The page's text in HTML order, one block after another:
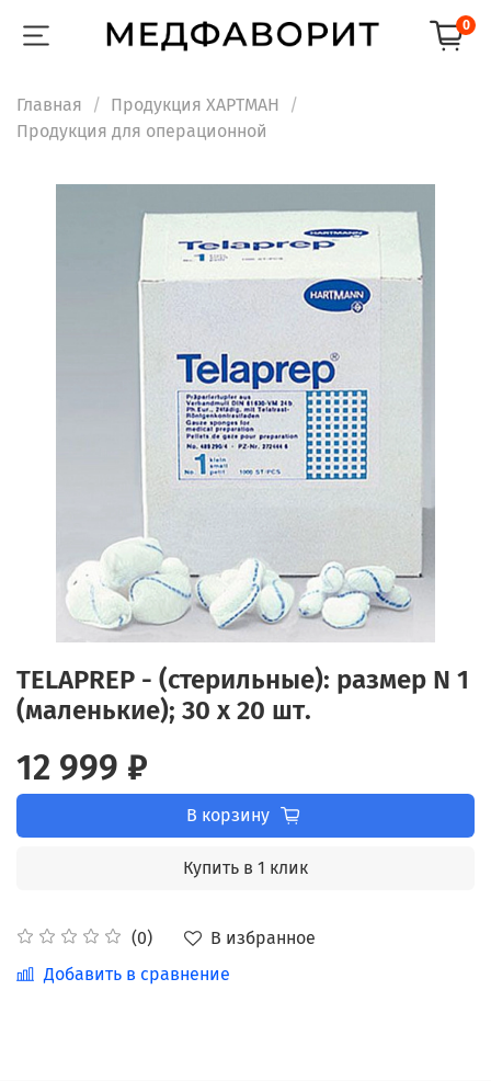
0
Главная
Продукция ХАРТМАН
Продукция для операционной
TELAPREP - (стерильные): размер N 1
(маленькие); 30 х 20 шт.
(0)
В избранное
Добавить в сравнение
12 999 ₽
В корзину
Купить в 1 клик